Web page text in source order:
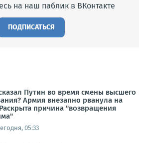
на наш паблик в ВКонтакте
ПОДПИСАТЬСЯ
Путин во время смены высшего
Армия внезапно рванула на
причина "возвращения
05:33